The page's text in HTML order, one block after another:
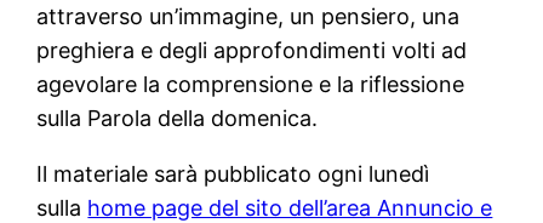
attraverso un’immagine, un pensiero, una
preghiera e degli approfondimenti volti ad
agevolare la comprensione e la riflessione
sulla Parola della domenica.
Il materiale sarà pubblicato ogni lunedì
sulla home page del sito dell’area Annuncio e